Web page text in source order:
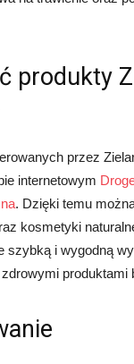
produkty
przez
internetowym
. Dzięki temu
kosmetyki
szybką i wygodną
produktami